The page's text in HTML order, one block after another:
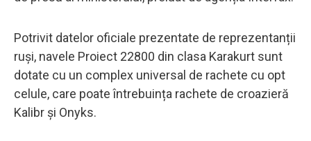
Potrivit datelor oficiale prezentate de reprezentanții
ruși, navele Proiect 22800 din clasa Karakurt sunt
dotate cu un complex universal de rachete cu opt
celule, care poate întrebuința rachete de croazieră
Kalibr și Onyks.